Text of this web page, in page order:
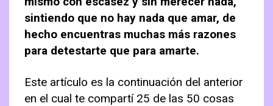
Relaciones Personales
5s Organizar Lugar de Trabajo
sintiendo que no hay nada que amar, de
hecho encuentras muchas más razones
para detestarte que para amarte.
Este artículo es la continuación del anterior
en el cual te compartí 25 de las 50 cosas